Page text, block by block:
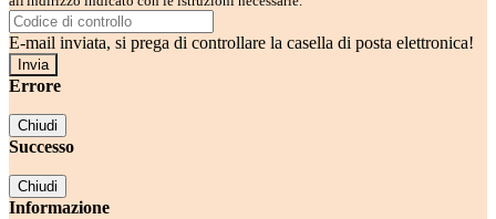
E-mail inviata, si prega di controllare la casella di posta elettronica!
Errore
Chiudi
Successo
Chiudi
Informazione